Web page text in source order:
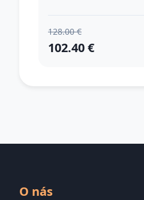
128.00 €
102.40 €
O nás